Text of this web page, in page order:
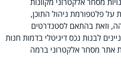
על פלטפורמת ניהול התוכן,
וזאת בהתאם לסטנדרטים
לבנות נכס דיגיטלי בדמות חנות
אתר מסחר אלקטרוני ברמה